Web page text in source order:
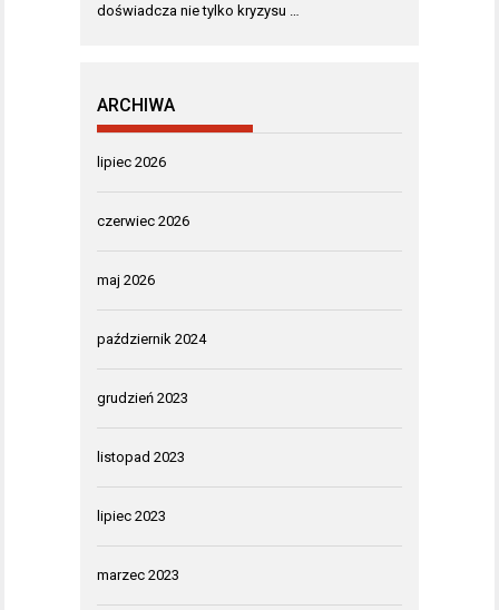
doświadcza nie tylko kryzysu …
ARCHIWA
lipiec 2026
czerwiec 2026
maj 2026
październik 2024
grudzień 2023
listopad 2023
lipiec 2023
marzec 2023